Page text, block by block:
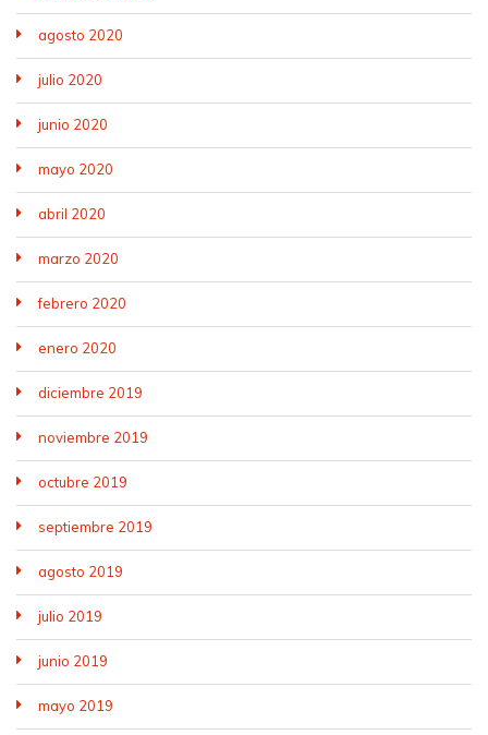
agosto 2020
julio 2020
junio 2020
mayo 2020
abril 2020
marzo 2020
febrero 2020
enero 2020
diciembre 2019
noviembre 2019
octubre 2019
septiembre 2019
agosto 2019
julio 2019
junio 2019
mayo 2019